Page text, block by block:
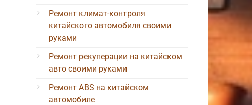
Ремонт климат-контроля
китайского автомобиля своими
руками
Ремонт рекуперации на китайском
авто своими руками
Ремонт ABS на китайском
автомобиле